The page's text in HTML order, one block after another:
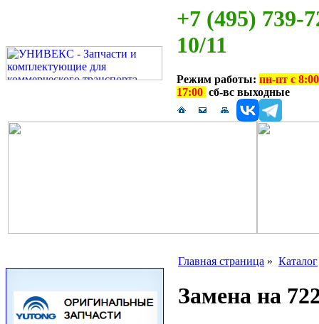
+7 (495) 739-
10/11
Режим работы: пн-пт с
17:00 сб-вс выходные
Главная страница » Каталог
Замена на